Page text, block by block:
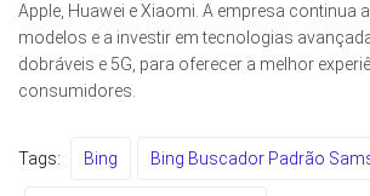
Apple, Huawei e Xiaomi. A empresa continua
modelos e a investir em tecnologias
dobráveis e 5G, para oferecer a melhor
consumidores.
Tags: Bing Bing Buscador Padrão